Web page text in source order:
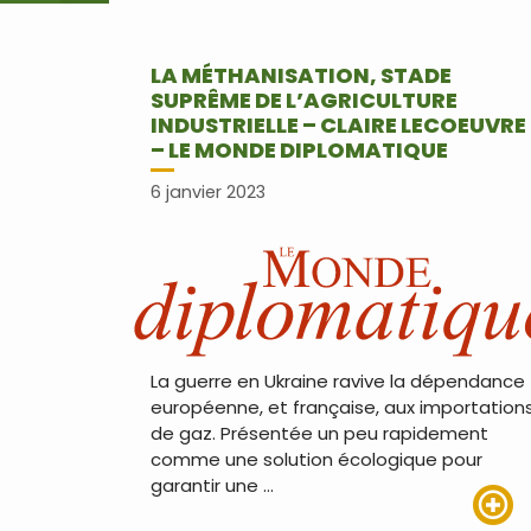
LA MÉTHANISATION, STADE
SUPRÊME DE L’AGRICULTURE
INDUSTRIELLE – CLAIRE LECOEUVRE
– LE MONDE DIPLOMATIQUE
6 janvier 2023
La guerre en Ukraine ravive la dépendance
européenne, et française, aux
de gaz. Présentée un peu rapidement
comme une solution écologique pour
garantir une …